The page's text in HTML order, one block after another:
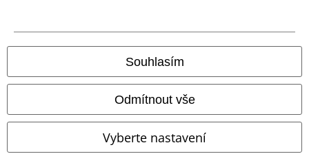
Souhlasím
Odmítnout vše
Vyberte nastavení
Právní informace